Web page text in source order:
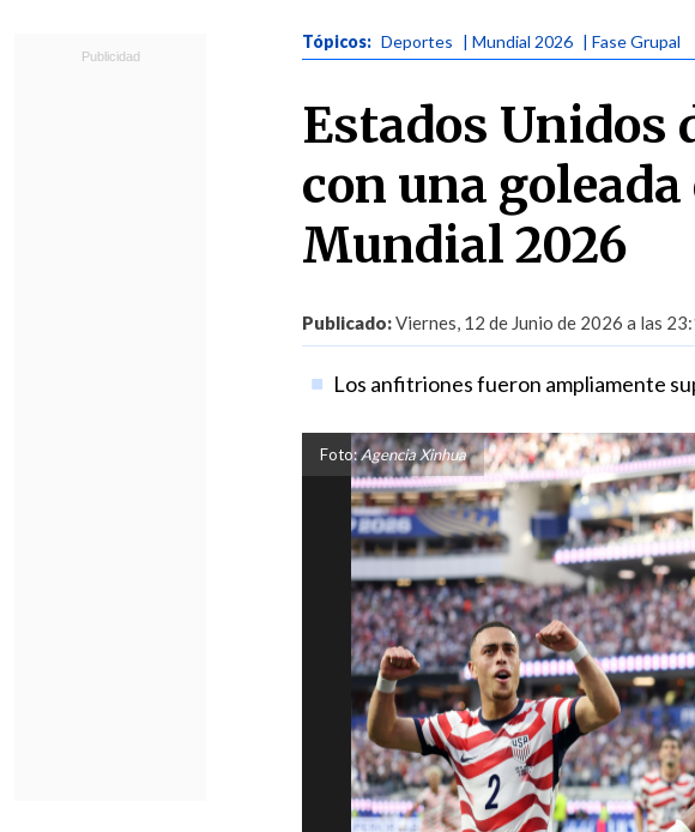
Tópicos: Deportes | Mundial 2026 | Fase Grupal
Estados Unidos
con una
Mundial 2026
Publicado:Viernes, 12 de Junio de 2026 a las
Los anfitriones fueron ampliamente
Foto:Agencia Xinhua